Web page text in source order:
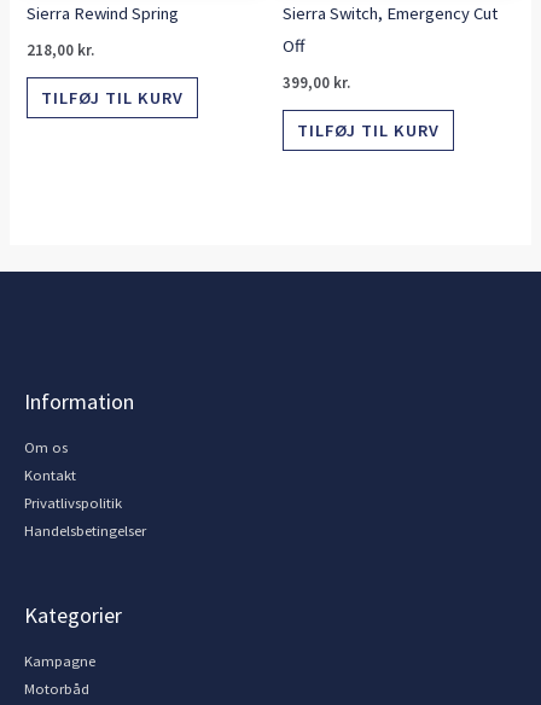
Sierra Rewind Spring
218,00 kr.
TILFØJ TIL KURV
Sierra Switch, Emergency Cut
Off
399,00 kr.
TILFØJ TIL KURV
Information
Om os
Kontakt
Privatlivspolitik
Handelsbetingelser
Kategorier
Kampagne
Motorbåd